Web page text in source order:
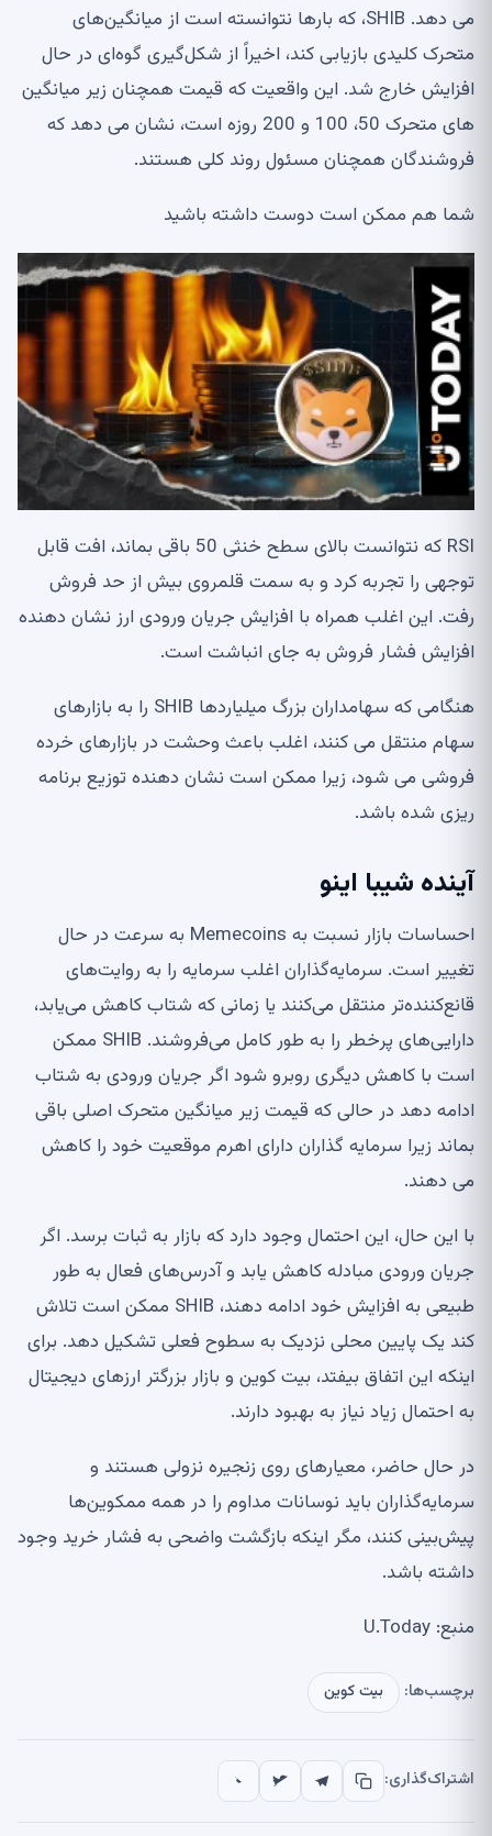
می دهد. SHIB، که بارها نتوانسته است از میانگین‌های
متحرک کلیدی بازیابی کند، اخیراً از شکل‌گیری گوه‌ای در حال
افزایش خارج شد. این واقعیت که قیمت همچنان زیر میانگین
های متحرک 50، 100 و 200 روزه است، نشان می دهد که
فروشندگان همچنان مسئول روند کلی هستند.
شما هم ممکن است دوست داشته باشید
RSI که نتوانست بالای سطح خنثی 50 باقی بماند، افت قابل
توجهی را تجربه کرد و به سمت قلمروی بیش از حد فروش
رفت. این اغلب همراه با افزایش جریان ورودی ارز نشان دهنده
افزایش فشار فروش به جای انباشت است.
هنگامی که سهامداران بزرگ میلیاردها SHIB را به بازارهای
سهام منتقل می کنند، اغلب باعث وحشت در بازارهای خرده
فروشی می شود، زیرا ممکن است نشان دهنده توزیع برنامه
ریزی شده باشد.
آینده شیبا اینو
احساسات بازار نسبت به Memecoins به سرعت در حال
تغییر است. سرمایه‌گذاران اغلب سرمایه را به روایت‌های
قانع‌کننده‌تر منتقل می‌کنند یا زمانی که شتاب کاهش می‌یابد،
دارایی‌های پرخطر را به طور کامل می‌فروشند. SHIB ممکن
است با کاهش دیگری روبرو شود اگر جریان ورودی به شتاب
ادامه دهد در حالی که قیمت زیر میانگین متحرک اصلی باقی
بماند زیرا سرمایه گذاران دارای اهرم موقعیت خود را کاهش
می دهند.
با این حال، این احتمال وجود دارد که بازار به ثبات برسد. اگر
جریان ورودی مبادله کاهش یابد و آدرس‌های فعال به طور
طبیعی به افزایش خود ادامه دهند، SHIB ممکن است تلاش
کند یک پایین محلی نزدیک به سطوح فعلی تشکیل دهد. برای
اینکه این اتفاق بیفتد، بیت کوین و بازار بزرگتر ارزهای دیجیتال
به احتمال زیاد نیاز به بهبود دارند.
در حال حاضر، معیارهای روی زنجیره نزولی هستند و
سرمایه‌گذاران باید نوسانات مداوم را در همه ممکوین‌ها
پیش‌بینی کنند، مگر اینکه بازگشت واضحی به فشار خرید وجود
داشته باشد.
منبع: U.Today
برچسب‌ها: بیت کوین
اشتراک‌گذاری: